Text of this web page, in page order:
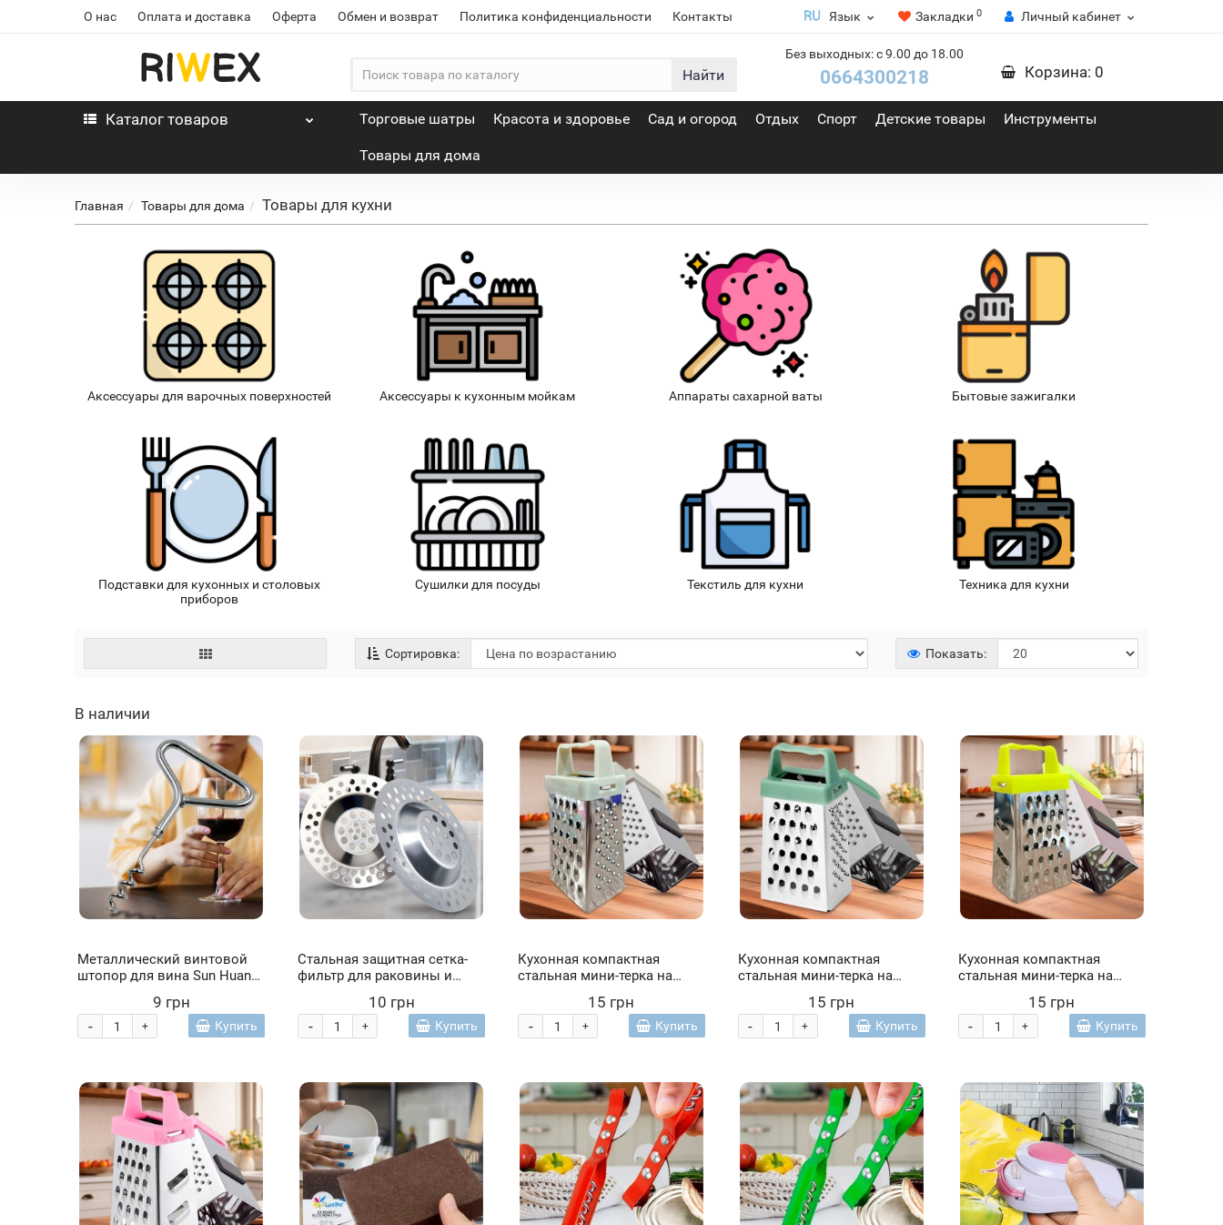
О нас Оплата и доставка Оферта Обмен и возврат Политика конфиденциальности Контакты Язык Закладки 0 Личный кабинет
Найти
Без выходных: с 9.00 до 18.00
0664300218 Корзина: 0
Каталог товаров Торговые шатры Красота и здоровье Сад и огород Отдых Спорт Детские товары Инструменты
Товары для дома
Главная Товары для дома Товары для кухни
Аксессуары для варочных поверхностей Аксессуары к кухонным мойкам Аппараты сахарной ваты Бытовые зажигалки
Подставки для кухонных и столовых
приборов
Сушилки для посуды Текстиль для кухни Техника для кухни
Сортировка: Показать:
В наличии
Металлический винтовой
штопор для вина Sun Huan
9 грн
+
- Купить
Стальная защитная сетка-
фильтр для раковины и
10 грн
+
- Купить
Кухонная компактная
стальная мини-терка на
сторонами 7,5 см Серый
(YAB)
15 грн
+
- Купить
Кухонная компактная
стальная мини-терка на
сторонами 7,5 см. Светло-
бирюзовый (YAB)
15 грн
+
- Купить
Кухонная компактная
стальная мини-терка на
сторонами 7,5 см Желтый
(YAB)
15 грн
+
- Купить